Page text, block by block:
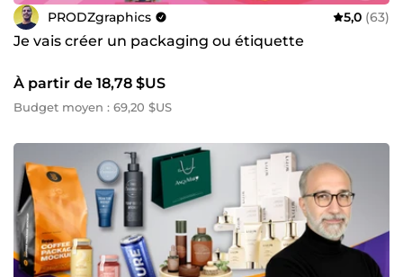
PRODZgraphics 5,0 (63)
Je vais créer un packaging ou étiquette
À partir de 18,78 $US
Budget moyen : 69,20 $US